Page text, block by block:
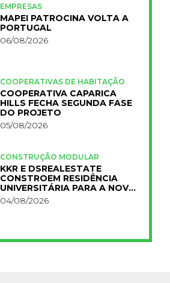
EMPRESAS
MAPEI PATROCINA VOLTA A
PORTUGAL
06/08/2026
COOPERATIVAS DE HABITAÇÃO
COOPERATIVA CAPARICA
HILLS FECHA SEGUNDA FASE
DO PROJETO
05/08/2026
CONSTRUÇÃO MODULAR
KKR E DSREALESTATE
CONSTROEM RESIDÊNCIA
UNIVERSITÁRIA PARA A NOVA
FCT
04/08/2026